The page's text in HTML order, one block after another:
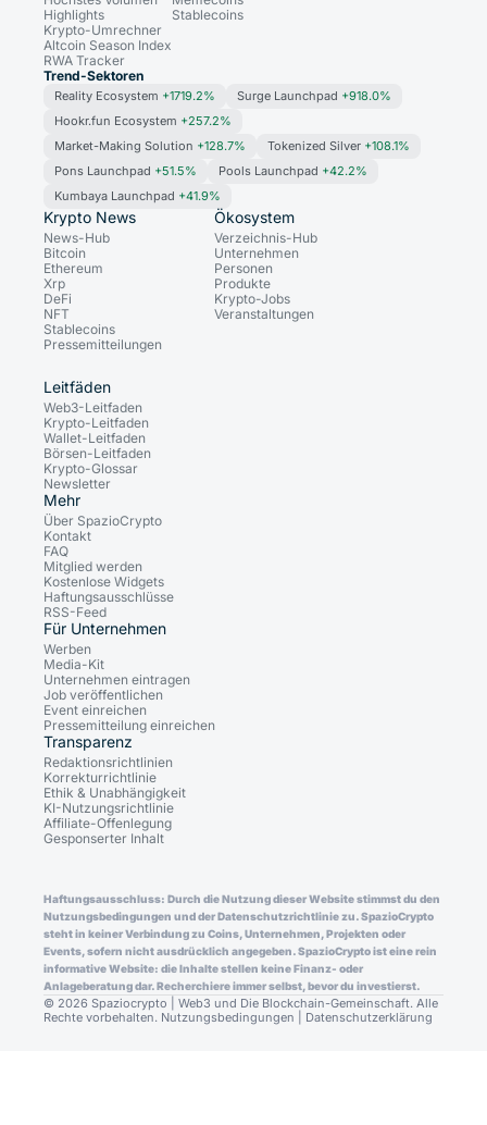
Highlights
Krypto-Umrechner
Altcoin Season Index
RWA Tracker
Stablecoins
Trend-Sektoren
Reality Ecosystem +1719.2% Surge Launchpad +918.0%
Hookr.fun Ecosystem +257.2%
Market-Making Solution +128.7% Tokenized Silver +108.1%
Pons Launchpad +51.5% Pools Launchpad +42.2%
Kumbaya Launchpad +41.9%
Krypto News
News-Hub
Bitcoin
Ethereum
Xrp
DeFi
NFT
Stablecoins
Pressemitteilungen
Ökosystem
Verzeichnis-Hub
Unternehmen
Personen
Produkte
Krypto-Jobs
Veranstaltungen
Leitfäden
Web3-Leitfaden
Krypto-Leitfaden
Wallet-Leitfaden
Börsen-Leitfaden
Krypto-Glossar
Newsletter
Mehr
Über SpazioCrypto
Kontakt
FAQ
Mitglied werden
Kostenlose Widgets
Haftungsausschlüsse
RSS-Feed
Für Unternehmen
Werben
Media-Kit
Unternehmen eintragen
Job veröffentlichen
Event einreichen
Pressemitteilung einreichen
Transparenz
Redaktionsrichtlinien
Korrekturrichtlinie
Ethik & Unabhängigkeit
KI-Nutzungsrichtlinie
Affiliate-Offenlegung
Gesponserter Inhalt
Haftungsausschluss: Durch die Nutzung dieser Website stimmst du den
Nutzungsbedingungen und der Datenschutzrichtlinie zu. SpazioCrypto
steht in keiner Verbindung zu Coins, Unternehmen, Projekten oder
Events, sofern nicht ausdrücklich angegeben. SpazioCrypto ist eine rein
informative Website: die Inhalte stellen keine Finanz- oder
Anlageberatung dar. Recherchiere immer selbst, bevor du investierst.
© 2026 Spaziocrypto | Web3 und Die Blockchain-Gemeinschaft. Alle
Rechte vorbehalten. Nutzungsbedingungen Datenschutzerklärung